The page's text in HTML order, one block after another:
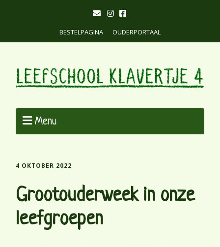
BESTELPAGINA OUDERPORTAAL
Menu
4 OKTOBER 2022
Grootouderweek in onze
leefgroepen